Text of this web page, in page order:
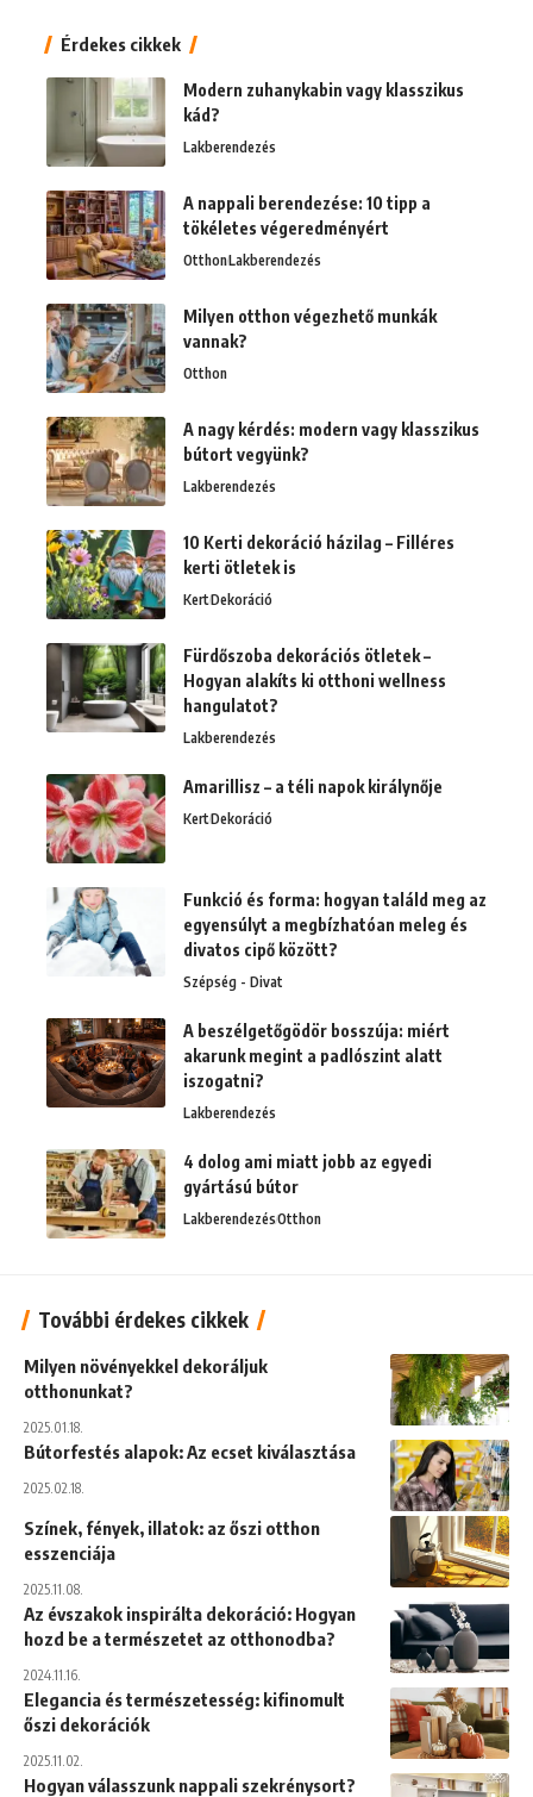
Érdekes cikkek
Modern zuhanykabin vagy klasszikus
kád?
Lakberendezés
A nappali berendezése: 10 tipp a
tökéletes végeredményért
OtthonLakberendezés
Milyen otthon végezhető munkák
vannak?
Otthon
A nagy kérdés: modern vagy klasszikus
bútort vegyünk?
Lakberendezés
10 Kerti dekoráció házilag – Filléres
kerti ötletek is
KertDekoráció
Fürdőszoba dekorációs ötletek –
Hogyan alakíts ki otthoni wellness
hangulatot?
Lakberendezés
Amarillisz – a téli napok királynője
KertDekoráció
Funkció és forma: hogyan találd meg az
egyensúlyt a megbízhatóan meleg és
divatos cipő között?
Szépség - Divat
A beszélgetőgödör bosszúja: miért
akarunk megint a padlószint alatt
iszogatni?
Lakberendezés
4 dolog ami miatt jobb az egyedi
gyártású bútor
LakberendezésOtthon
További érdekes cikkek
Milyen növényekkel dekoráljuk
otthonunkat?
2025.01.18.
Bútorfestés alapok: Az ecset kiválasztása
2025.02.18.
Színek, fények, illatok: az őszi otthon
esszenciája
2025.11.08.
Az évszakok inspirálta dekoráció: Hogyan
hozd be a természetet az otthonodba?
2024.11.16.
Elegancia és természetesség: kifinomult
őszi dekorációk
2025.11.02.
Hogyan válasszunk nappali szekrénysort?